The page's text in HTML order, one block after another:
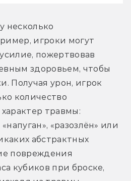
несколько
игроки могут
пожертвовав
здоровьем, чтобы
Получая урон, игрок
количество
травмы:
«разозлён» или
абстрактных
повреждения
кубиков при броске,